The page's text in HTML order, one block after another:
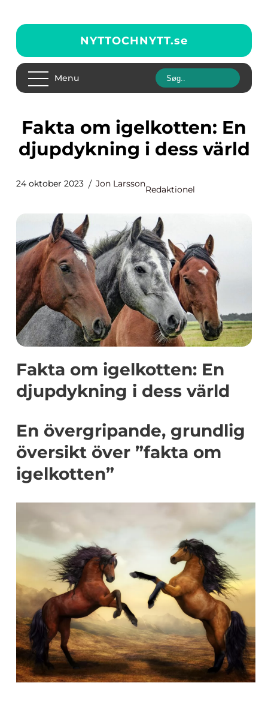
NYTTOCHNYTT.se
Menu
Fakta om igelkotten: En
djupdykning i dess värld
24 oktober 2023 Jon Larsson
Redaktionel
Fakta om igelkotten: En
djupdykning i dess värld
En övergripande, grundlig
översikt över ”fakta om
igelkotten”